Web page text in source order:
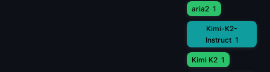
aria2 1
Kimi-K2-
Instruct 1
Kimi K2 1